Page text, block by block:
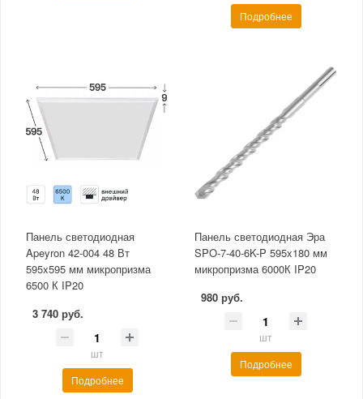
Подробнее
Панель светодиодная
Apeyron 42-004 48 Вт
595x595 мм микропризма
6500 К IP20
3 740 руб.
шт
Подробнее
Панель светодиодная Эра
SPO-7-40-6K-P 595x180 мм
микропризма 6000К IP20
980 руб.
шт
Подробнее